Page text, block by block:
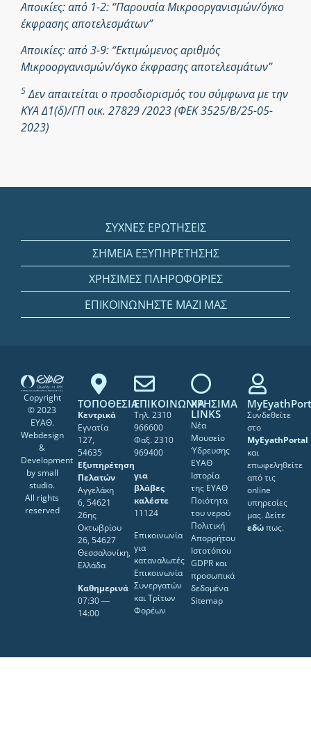
Αποικίες: από 1-2: “Παρουσία Μικροοργανισμών/όγκο
έκφρασης αποτελεσμάτων”
Αποικίες: από 3-9: “Εκτιμώμενος αριθμός
Μικροοργανισμών/όγκο έκφρασης αποτελεσμάτων”
5Δεν απαιτείται ο προσδιορισμός του σύμφωνα με την
ΚΥΑ Δ1(δ)/ΓΠ οικ. 27829 /2023 (ΦΕΚ 3525/Β/25-05-
2023)
ΣΥΧΝΕΣ ΕΡΩΤΗΣΕΙΣ
ΣΗΜΕΙΑ ΕΞΥΠΗΡΕΤΗΣΗΣ
ΧΡΗΣΙΜΕΣ ΠΛΗΡΟΦΟΡΙΕΣ
ΕΠΙΚΟΙΝΩΝΗΣΤΕ ΜΑΖΙ ΜΑΣ
Copyright
© 2023
ΕΥΑΘ.
Webdesign
&
Development
bysmall
studio.
All rights
reserved
ΤΟΠΟΘΕΣΙΑ
Κεντρικά
Εγνατία
127,
54635
Εξυπηρέτηση
Πελατών
Αγγελάκη
6, 54621
26ης
Οκτωβρίου
26, 54627
Θεσσαλονίκη,
Ελλάδα
Καθημερινά
07:30 ―
14:00
ΕΠΙΚΟΙΝΩΝΙΑ
Τηλ. 2310
966600
Φαξ. 2310
969400
για
βλάβες
καλέστε
11124
Επικοινωνία
για
καταναλωτές
Επικοινωνία
Συνεργατών
και Τρίτων
Φορέων
ΧΡΗΣΙΜΑ
LINKS
Νέα
Μουσείο
Ύδρευσης
ΕΥΑΘ
Ιστορία
της ΕΥΑΘ
Ποιότητα
του νερού
Πολιτική
Απορρήτου
Ιστοτόπου
GDPR και
προσωπικά
δεδομένα
Sitemap
Συνδεθείτε
στο
MyEyathPortal
και
επωφεληθείτε
από τις
online
υπηρεσίες
μας. Δείτε
εδώπως.